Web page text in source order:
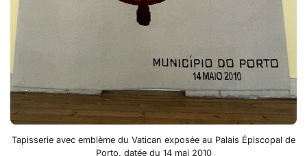
Tapisserie avec emblème du Vatican exposée au Palais Épiscopal de
Porto, datée du 14 mai 2010